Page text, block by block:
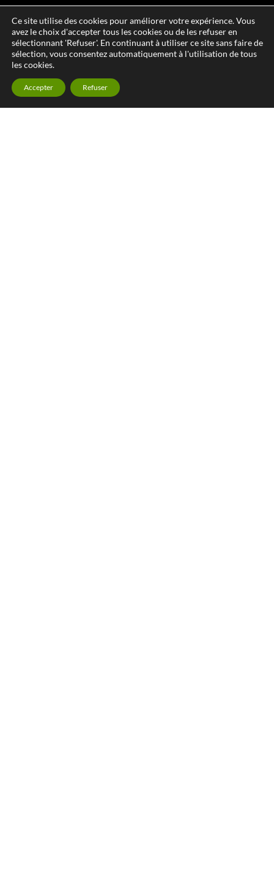
Ce site utilise des cookies pour améliorer votre expérience. Vous
avez le choix d'accepter tous les cookies ou de les refuser en
sélectionnant 'Refuser'. En continuant à utiliser ce site sans faire de
sélection, vous consentez automatiquement à l'utilisation de tous
les cookies.
Accepter Refuser